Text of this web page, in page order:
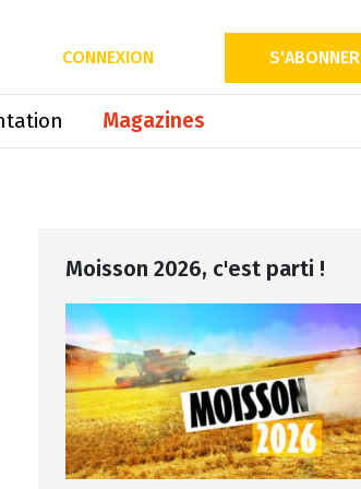
CONNEXION S'ABONNER
Magazines
Moisson 2026, c'est parti !